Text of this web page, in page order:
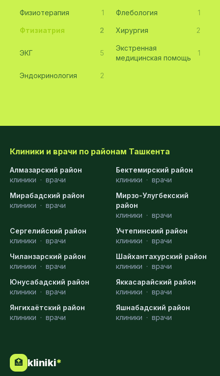
Физиотерапия 1 Флебология 1
Фтизиатрия 2 Хирургия 2
ЭКГ 5
Экстренная
медицинская помощь
1
Эндокринология 2
Клиники и врачи по районам Ташкента
Алмазарский район
клиники · врачи
Бектемирский район
клиники · врачи
Мирабадский район
клиники · врачи
Мирзо-Улугбекский
район
клиники · врачи
Сергелийский район
клиники · врачи
Учтепинский район
клиники · врачи
Чиланзарский район
клиники · врачи
Шайхантахурский район
клиники · врачи
Юнусабадский район
клиники · врачи
Яккасарайский район
клиники · врачи
Янгихаётский район
клиники · врачи
Яшнабадский район
клиники · врачи
🏥 kliniki*